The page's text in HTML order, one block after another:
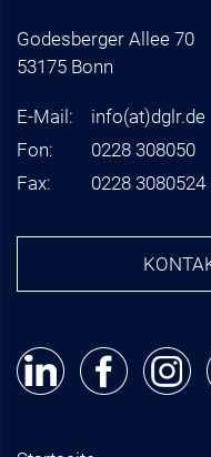
Godesberger Allee 70
53175 Bonn
E-Mail: info(at)dglr.de
Fon:
0228 308050
Fax:
0228 3080524